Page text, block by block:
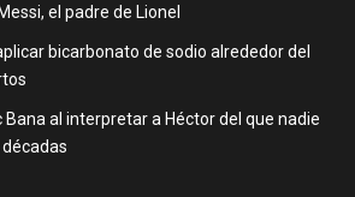
el padre de Lionel
bicarbonato de sodio alrededor del
Bana al interpretar a Héctor del que nadie